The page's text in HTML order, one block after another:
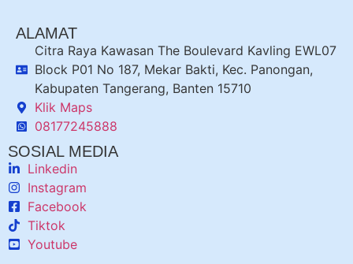
ALAMAT
Citra Raya Kawasan The Boulevard Kavling EWL07
Block P01 No 187, Mekar Bakti, Kec. Panongan,
Kabupaten Tangerang, Banten 15710
Klik Maps
08177245888
SOSIAL MEDIA
Linkedin
Instagram
Facebook
Tiktok
Youtube